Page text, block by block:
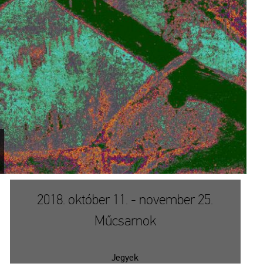
2018. október 11. - november 25.
Műcsarnok
Jegyek